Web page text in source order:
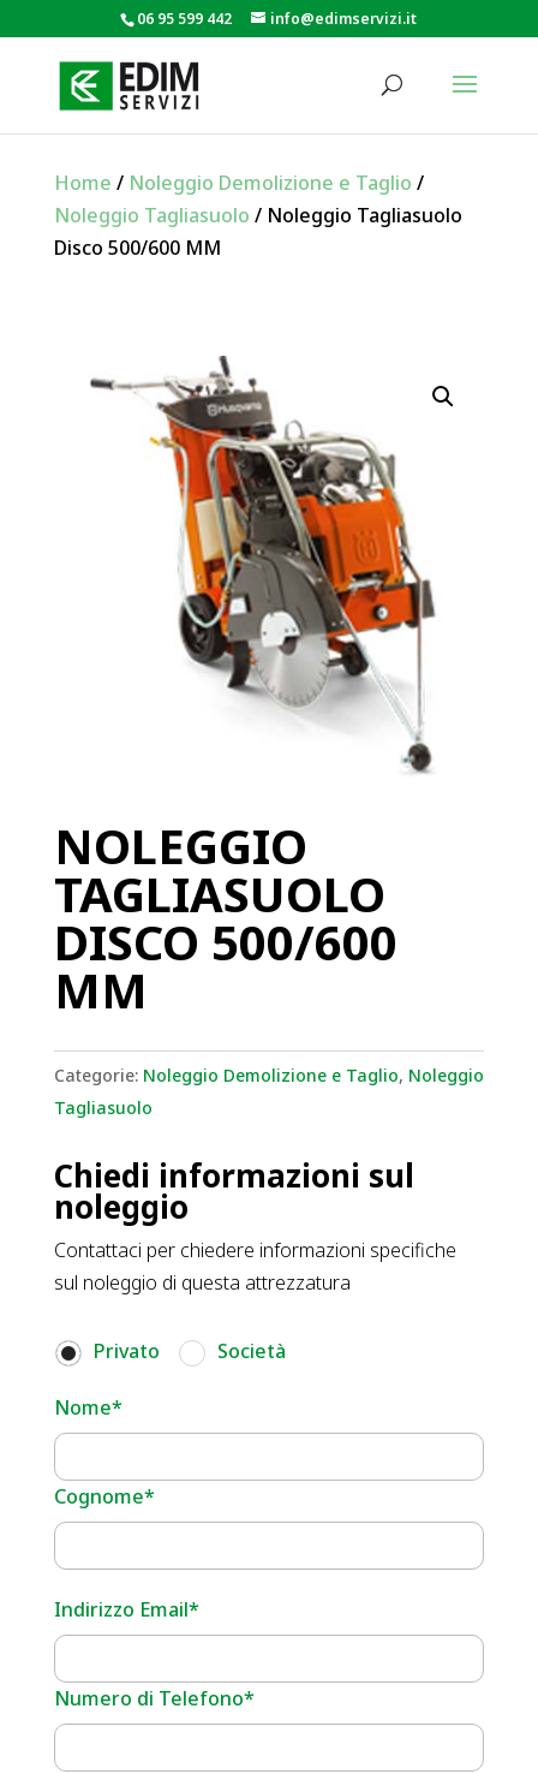
06 95 599 442 info@edimservizi.it
Home / Noleggio Demolizione e Taglio /
Noleggio Tagliasuolo / Noleggio Tagliasuolo
Disco 500/600 MM
NOLEGGIO
TAGLIASUOLO
DISCO 500/600
MM
Categorie: Noleggio Demolizione e Taglio, Noleggio
Tagliasuolo
Chiedi informazioni sul
noleggio
Contattaci per chiedere informazioni specifiche
sul noleggio di questa attrezzatura
Privato Società
Nome*
Cognome*
Indirizzo Email*
Numero di Telefono*